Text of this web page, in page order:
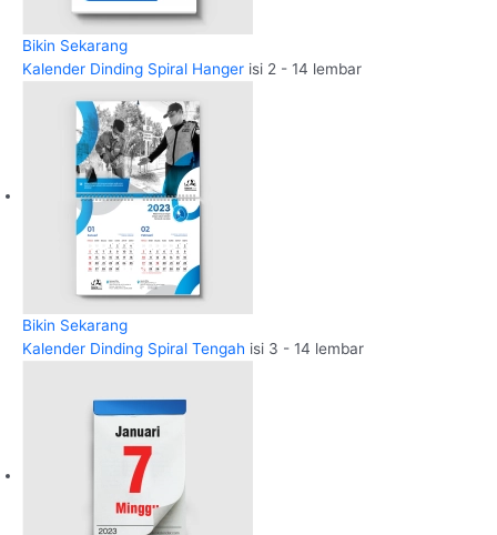
Bikin Sekarang
Kalender Dinding Spiral Hanger isi 2 - 14 lembar
Bikin Sekarang
Kalender Dinding Spiral Tengah isi 3 - 14 lembar